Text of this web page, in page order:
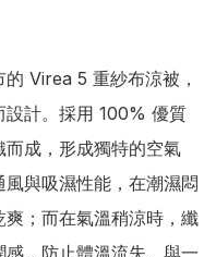
Virea 5 重紗布涼被，
設計。採用 100% 優質
成，形成獨特的空氣
與吸濕性能，在潮濕悶
；而在氣溫稍涼時，纖